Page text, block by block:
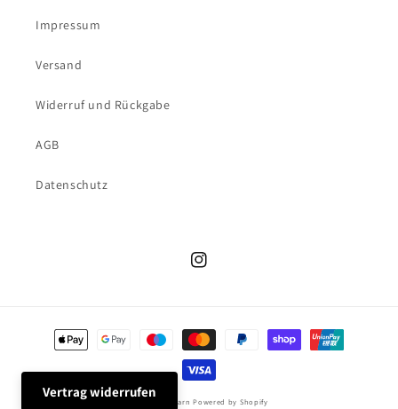
Impressum
Versand
Widerruf und Rückgabe
AGB
Datenschutz
Instagram
Zahlungsmethoden
kiezgarn Powered by Shopify
Vertrag widerrufen